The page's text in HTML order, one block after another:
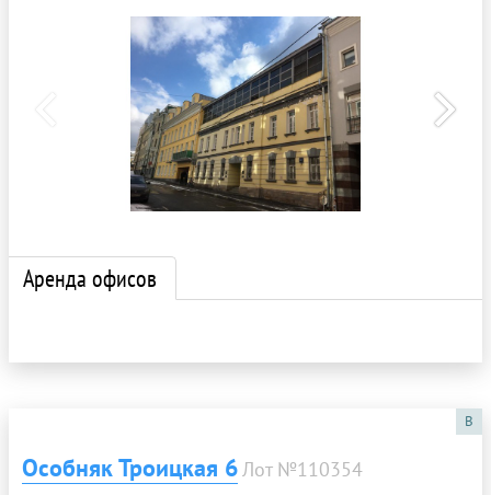
Аренда офисов
B
Особняк Троицкая 6Лот №110354